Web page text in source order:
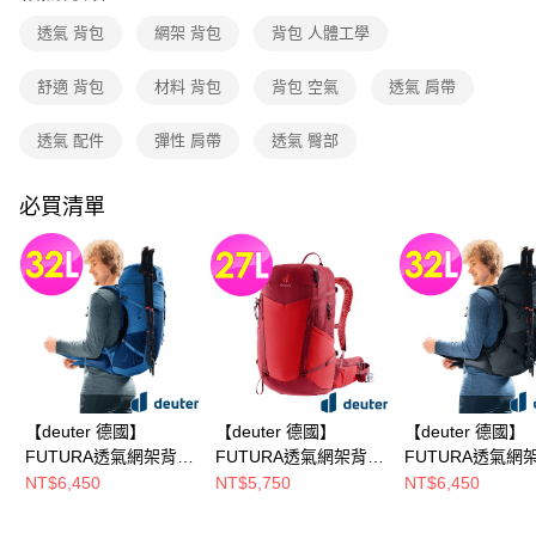
帳／街口支付／iPASS MONEY」等通路繳費。
【注意事項】
買賣價金債權讓與本公司後，依約使用本公司帳單繳交帳款。
由本公司與您本人進行分期帳單所需資料之確認、核對及更正。
3.完整用戶服務條款，請詳閱以下連結：
https://oppay.tw/userRule
透氣 背包 網架 背包 背包 人體工學
舒適 背包 材料 背包 背包 空氣 透氣 肩帶
透氣 配件 彈性 肩帶 透氣 臀部
必買清單
【deuter 德國】
FUTURA透氣網架背
包/健行包
NT$6,450
【deuter 德國】
FUTURA透氣網架背
包/健行包
NT$5,750
【deuter 德國】
FUTURA透氣網
包/健行包
NT$6,450